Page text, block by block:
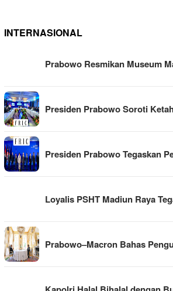
INTERNASIONAL
Prabowo Resmikan Museum
Presiden Prabowo Soroti
Presiden Prabowo Tegaskan
Loyalis PSHT Madiun Raya
Prabowo–Macron Bahas